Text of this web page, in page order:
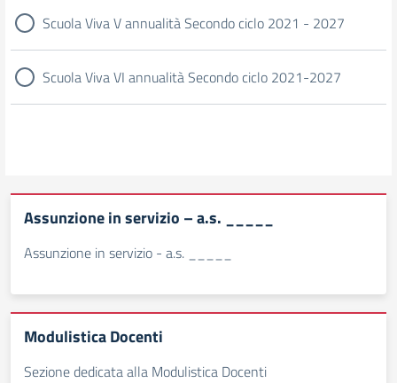
Scuola Viva V annualità Secondo ciclo 2021 - 2027
Scuola Viva VI annualità Secondo ciclo 2021-2027
Assunzione in servizio – a.s. _____
Assunzione in servizio - a.s. _____
Modulistica Docenti
Sezione dedicata alla Modulistica Docenti